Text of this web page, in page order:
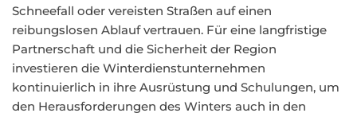
Schneefall oder vereisten Straßen auf einen
reibungslosen Ablauf vertrauen. Für eine langfristige
Partnerschaft und die Sicherheit der Region
investieren die Winterdienstunternehmen
kontinuierlich in ihre Ausrüstung und Schulungen, um
den Herausforderungen des Winters auch in den